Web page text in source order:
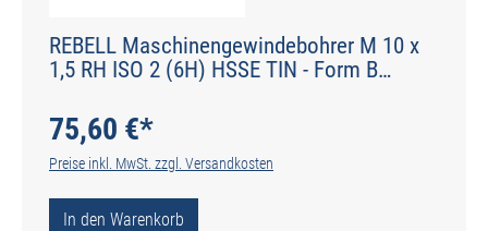
REBELL Maschinengewindebohrer M 10 x
1,5 RH ISO 2 (6H) HSSE TIN - Form B
75,60 €*
Preise inkl. MwSt. zzgl. Versandkosten
In den Warenkorb